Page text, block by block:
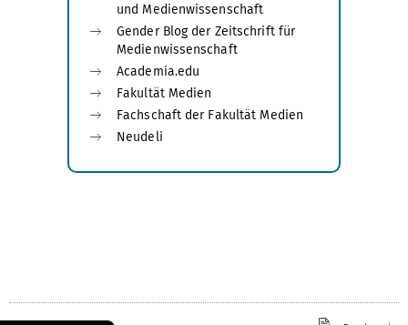
und Medienwissenschaft
Gender Blog der Zeitschrift für
Medienwissenschaft
Academia.edu
Fakultät Medien
Fachschaft der Fakultät Medien
Neudeli